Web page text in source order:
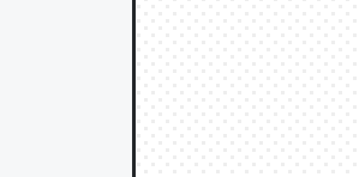
、それ
に変化し